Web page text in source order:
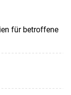
für betroffene